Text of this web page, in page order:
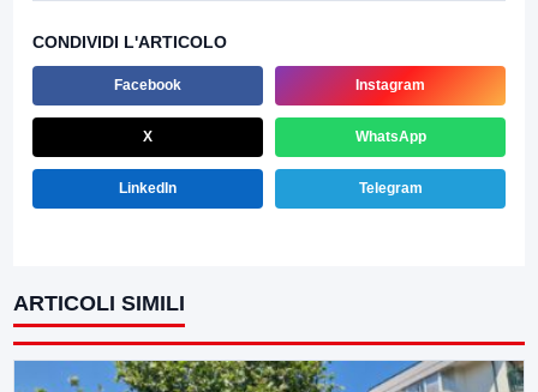
CONDIVIDI L'ARTICOLO
Facebook Instagram
X WhatsApp
LinkedIn Telegram
ARTICOLI SIMILI